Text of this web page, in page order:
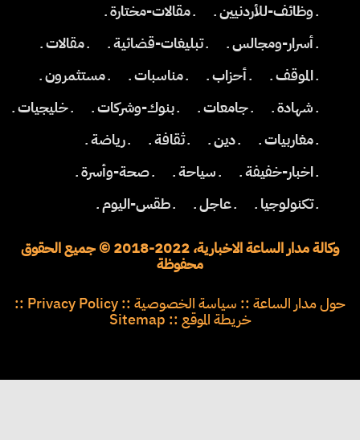
ـ وظائف-للأردنيين ـ
ـ مقالات-مختارة ـ
ـ أسرار-ومجالس ـ
ـ تبليغات-قضائية ـ
ـ مقالات ـ
ـ الموقف ـ
ـ أحزاب ـ ـ مناسبات ـ
ـ مستثمرون ـ
ـ شهادة ـ
ـ جامعات ـ ـ بنوك-وشركات ـ
ـ خليجيات ـ
ـ مغاربيات ـ
ـ دين ـ ـ ثقافة ـ
ـ رياضة ـ
ـ اخبار-خفيفة ـ
ـ سياحة ـ
ـ صحة-وأسرة ـ
ـ تكنولوجيا ـ
ـ عاجل ـ ـ طقس-اليوم ـ
وكالة مدار الساعة الاخبارية، 2022-2018 © جميع الحقوق
محفوظة
حول مدار الساعة :: سياسة الخصوصية ::
Privacy Policy
::
خريطة الموقع ::
Sitemap